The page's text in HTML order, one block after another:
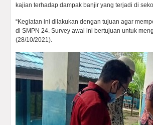
kajian terhadap dampak banjir yang terjadi di
“Kegiatan ini dilakukan dengan tujuan agar
di SMPN 24. Survey awal ini bertujuan untuk
(28/10/2021).